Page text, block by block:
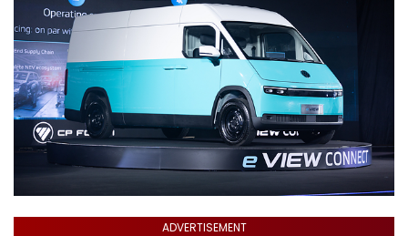
ADVERTISEMENT